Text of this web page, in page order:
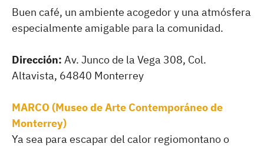
Buen café, un ambiente acogedor y una atmósfera
especialmente amigable para la comunidad.
Dirección: Av. Junco de la Vega 308, Col.
Altavista, 64840 Monterrey
MARCO (Museo de Arte Contemporáneo de
Monterrey)
Ya sea para escapar del calor regiomontano o